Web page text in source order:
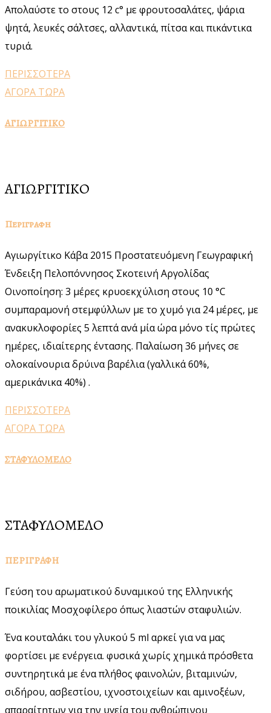
Απολαύστε το στους 12 c° με φρουτοσαλάτες, ψάρια
ψητά, λευκές σάλτσες, αλλαντικά, πίτσα και πικάντικα
τυριά.
ΠΕΡΙΣΣΟΤΕΡΑ
ΑΓΟΡΑ ΤΩΡΑ
ΑΓΙΩΡΓΙΤΙΚΟ
ΑΓΙΩΡΓΙΤΙΚΟ
Περιγραφη
Αγιωργίτικο Κάβα 2015 Προστατευόμενη Γεωγραφική
Ένδειξη Πελοπόννησος Σκοτεινή Αργολίδας
Οινοποίηση: 3 μέρες κρυοεκχύλιση στους 10 °C
συμπαραμονή στεμφύλλων με το χυμό για 24 μέρες, με
ανακυκλοφορίες 5 λεπτά ανά μία ώρα μόνο τίς πρώτες
ημέρες, ιδιαίτερης έντασης. Παλαίωση 36 μήνες σε
ολοκαίνουρια δρύινα βαρέλια (γαλλικά 60%,
αμερικάνικα 40%) .
ΠΕΡΙΣΣΟΤΕΡΑ
ΑΓΟΡΑ ΤΩΡΑ
ΣΤΑΦΥΛΟΜΕΛΟ
ΣΤΑΦΥΛΟΜΕΛΟ
ΠΕΡΙΓΡΑΦΗ
Γεύση του αρωματικού δυναμικού της Ελληνικής
ποικιλίας Μοσχοφίλερο όπως λιαστών σταφυλιών.
Ένα κουταλάκι του γλυκού 5 ml αρκεί για να μας
φορτίσει με ενέργεια. φυσικά χωρίς χημικά πρόσθετα
συντηρητικά με ένα πλήθος φαινολών, βιταμινών,
σιδήρου, ασβεστίου, ιχνοστοιχείων και αμινοξέων,
απαραίτητων για την υγεία του ανθρώπινου